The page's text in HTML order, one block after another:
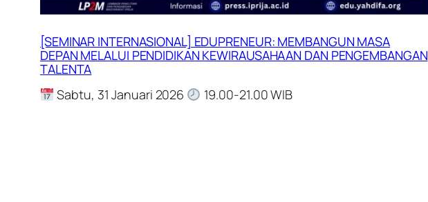
[SEMINAR INTERNASIONAL] EDUPRENEUR: MEMBANGUN MASA
DEPAN MELALUI PENDIDIKAN KEWIRAUSAHAAN DAN PENGEMBANGAN
TALENTA
Sabtu, 31 Januari 2026
19.00-21.00 WIB